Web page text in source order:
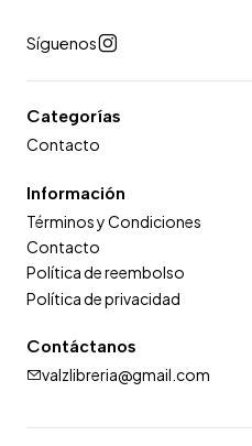
Síguenos
Categorías
Contacto
Información
Términos y Condiciones
Contacto
Política de reembolso
Política de privacidad
Contáctanos
valzlibreria@gmail.com